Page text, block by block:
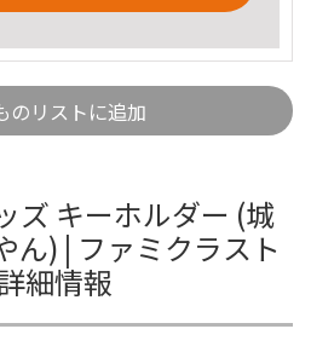
のリストに追加
ズ キーホルダー (城
ん) | ファミクラスト
細情報